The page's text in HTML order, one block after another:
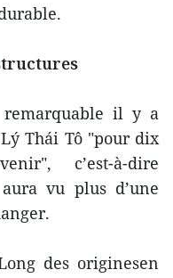
il y a
Thái Tô "pour dix
c’est-à-dire
vu plus d’une
des originesen